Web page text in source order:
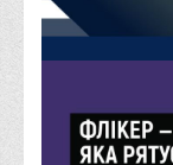
Порядок
Путівник